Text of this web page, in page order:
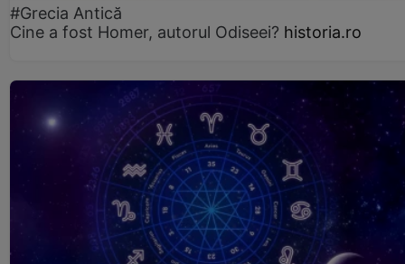
#Grecia Antică
Cine a fost Homer, autorul Odiseei? historia.ro